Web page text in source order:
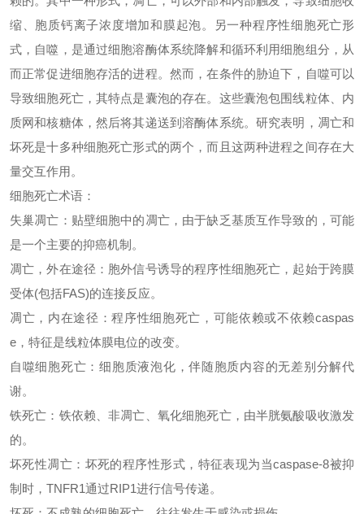
缩、胞质钙离子浓度增加和膜起泡。另一种程序性细胞死亡形
式，自噬，是通过细胞溶酶体系统降解和循环利用细胞组分，从
而正常促进细胞存活的进程。然而，在条件的胁迫下，自噬可以
导致细胞死亡，其特点是囊泡的存在。这些囊泡包围线粒体、内
质网和核糖体，然后将其递送到溶酶体系统。研究表明，凋亡和
坏死是十多种细胞死亡形式的两个，而且这两种进程之间存在大
量交互作用。
细胞死亡术语：
失巢凋亡： 贴壁细胞中的凋亡，由于缺乏基质互作导致的，可能
是一个主要的抑癌机制。
凋亡，外在途径： 胞外信号诱导的程序性细胞死亡，起始于跨膜
受体(包括FAS)的连接反应。
凋亡，内在途径：程序性细胞死亡，可能依赖或不依赖caspas
e，特征是线粒体膜电位的改变。
自噬细胞死亡：细胞质液泡化，伴随胞质内容的无差别分解代
谢。
铁死亡： 铁依赖、非凋亡、氧化细胞死亡，由半胱氨酸吸收激发
的。
坏死性凋亡： 坏死的程序性形式，特征表现为当caspase-8被抑
制时，TNFR1通过RIP1进行信号传递。